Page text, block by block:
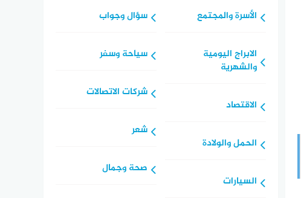
الأسرة والمجتمع
الابراج اليومية
والشهرية
الاقتصاد
الحمل والولادة
السيارات
سؤال وجواب
سياحة وسفر
شركات الاتصالات
شعر
صحة وجمال